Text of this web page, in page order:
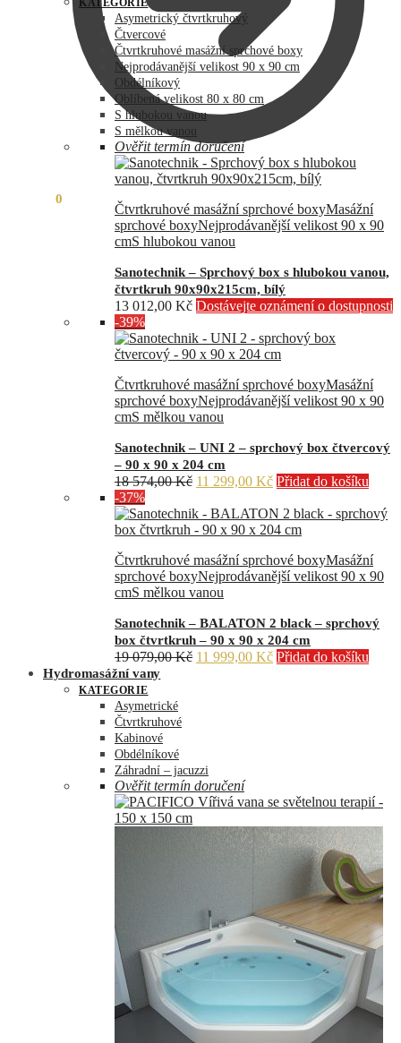
0
73
990,00 Kč.
60
890,00 Kč.
KATEGORIE
Asymetrický čtvrtkruhový
Čtvercové
Čtvrtkruhové masážní sprchové boxy
Nejprodávanější velikost 90 x 90 cm
Obdélníkový
Oblíbená velikost 80 x 80 cm
S hlubokou vanou
S mělkou vanou
Ověřit termín doručení
Čtvrtkruhové masážní sprchové boxyMasážní
sprchové boxyNejprodávanější velikost 90 x 90
cmS hlubokou vanou
Sanotechnik – Sprchový box s hlubokou vanou,
čtvrtkruh 90x90x215cm, bílý
13 012,00 Kč Dostávejte oznámení o dostupnosti
-39%
Čtvrtkruhové masážní sprchové boxyMasážní
sprchové boxyNejprodávanější velikost 90 x 90
cmS mělkou vanou
Sanotechnik – UNI 2 – sprchový box čtvercový
– 90 x 90 x 204 cm
18 574,00Kč Původní
byla:
18
11 299,00 KčAktuální
je:
11
Přidat do košíku
-37%
Čtvrtkruhové masážní sprchové boxyMasážní
sprchové boxyNejprodávanější velikost 90 x 90
cmS mělkou vanou
Sanotechnik – BALATON 2 black – sprchový
box čtvrtkruh – 90 x 90 x 204 cm
19 079,00Kč Původní
11 999,00 KčAktuální
Přidat do košíku
Hydromasážní vany
KATEGORIE
Asymetrické
Čtvrtkruhové
Kabinové
Obdélníkové
Záhradní – jacuzzi
Ověřit termín doručení